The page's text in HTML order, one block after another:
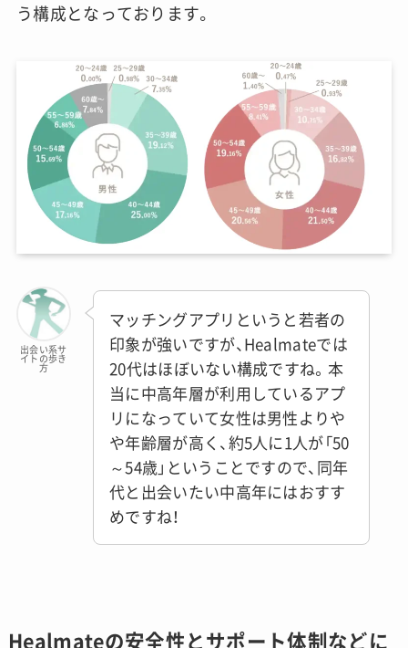
う構成となっております。
出会い系サ
イトの歩き
方
マッチングアプリというと若者の
印象が強いですが、Healmateでは
20代はほぼいない構成ですね。本
当に中高年層が利用しているアプ
リになっていて女性は男性よりや
や年齢層が高く、約5人に1人が「50
～54歳」ということですので、同年
代と出会いたい中高年にはおすす
めですね！
Healmateの安全性とサポート体制などに